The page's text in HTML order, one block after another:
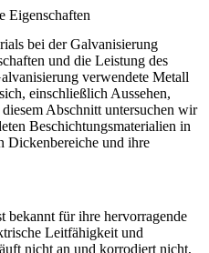
Eigenschaften
bei der Galvanisierung
und die Leistung des
verwendete Metall
einschließlich Aussehen,
Abschnitt untersuchen wir
Beschichtungsmaterialien in
Dickenbereiche und ihre
bekannt für ihre hervorragende
Leitfähigkeit und
nicht an und korrodiert nicht,